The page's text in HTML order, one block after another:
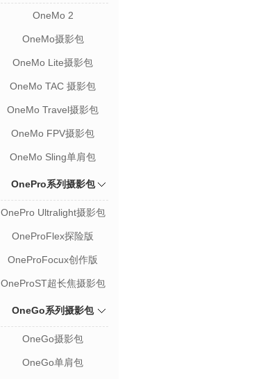
OneMo 2
OneMo摄影包
OneMo Lite摄影包
OneMo TAC 摄影包
OneMo Travel摄影包
OneMo FPV摄影包
OneMo Sling单肩包
OnePro系列摄影包
OnePro Ultralight摄影包
OneProFlex探险版
OneProFocux创作版
OneProST超长焦摄影包
OneGo系列摄影包
OneGo摄影包
OneGo单肩包